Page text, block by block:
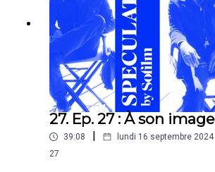
27. Ep. 27 : À son image
39:08 lundi 16 septembre 2024
27